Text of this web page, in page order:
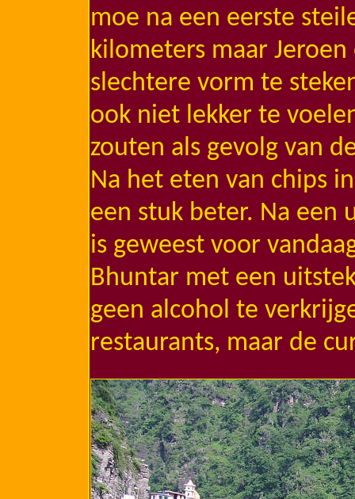
moe na een eerste
kilometers maar
slechtere vorm te
ook niet lekker te
zouten als gevolg van
Na het eten van chips
een stuk beter. Na een
is geweest voor
Bhuntar met een
geen alcohol te
restaurants, maar de